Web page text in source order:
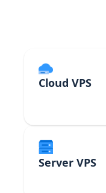
Cloud VPS
Server VPS